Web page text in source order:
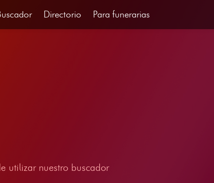
Directorio Para funerarias
utilizar nuestro buscador